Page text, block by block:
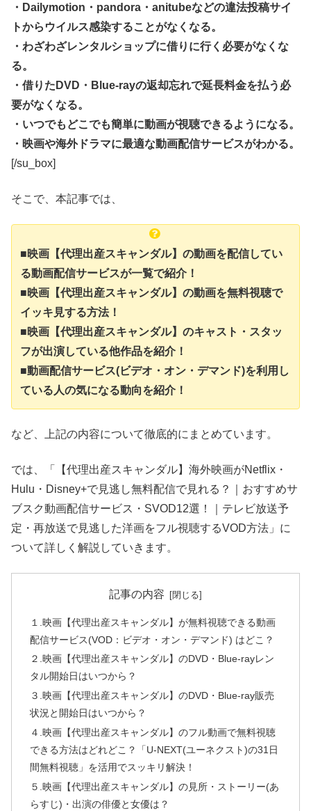
・Dailymotion・pandora・anitubeなどの違法投稿サイ
トからウイルス感染することがなくなる。
・わざわざレンタルショップに借りに行く必要がなくな
る。
・借りたDVD・Blue-rayの返却忘れで延長料金を払う必
要がなくなる。
・いつでもどこでも簡単に動画が視聴できるようになる。
・映画や海外ドラマに最適な動画配信サービスがわかる。
[/su_box]
そこで、本記事では、
■映画【代理出産スキャンダル】の動画を配信してい
る動画配信サービスが一覧で紹介！
■映画【代理出産スキャンダル】の動画を無料視聴で
イッキ見する方法！
■映画【代理出産スキャンダル】のキャスト・スタッ
フが出演している他作品を紹介！
■動画配信サービス(ビデオ・オン・デマンド)を利用し
ている人の気になる動向を紹介！
など、上記の内容について徹底的にまとめています。
では、「【代理出産スキャンダル】海外映画がNetflix・
Hulu・Disney+で見逃し無料配信で見れる？｜おすすめサ
ブスク動画配信サービス・SVOD12選！｜テレビ放送予
定・再放送で見逃した洋画をフル視聴するVOD方法」に
ついて詳しく解説していきます。
記事の内容
１.映画【代理出産スキャンダル】が無料視聴できる動画
配信サービス(VOD：ビデオ・オン・デマンド) はどこ？
２.映画【代理出産スキャンダル】のDVD・Blue-rayレン
タル開始日はいつから？
３.映画【代理出産スキャンダル】のDVD・Blue-ray販売
状況と開始日はいつから？
４.映画【代理出産スキャンダル】のフル動画で無料視聴
できる方法はどれどこ？「U-NEXT(ユーネクスト)の31日
間無料視聴」を活用でスッキリ解決！
５.映画【代理出産スキャンダル】の見所・ストーリー(あ
らすじ)・出演の俳優と女優は？